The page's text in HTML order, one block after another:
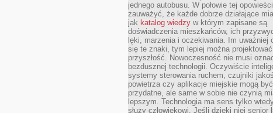
jednego autobusu. W połowie tej
zauważyć, że każde dobrze działające
jak katalog wiedzy w którym zapisane są
doświadczenia mieszkańców, ich
lęki, marzenia i oczekiwania. Im uważniej
się te znaki, tym lepiej można projektować
przyszłość. Nowoczesność nie musi
bezdusznej technologii. Oczywiście
systemy sterowania ruchem, czujniki
powietrza czy aplikacje miejskie mogą być
przydatne, ale same w sobie nie czynią
lepszym. Technologia ma sens tylko
służy człowiekowi. Jeśli dzięki niej senior